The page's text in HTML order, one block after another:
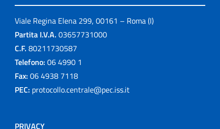
Viale Regina Elena 299, 00161 – Roma (I)
Partita I.V.A. 03657731000
C.F. 80211730587
Telefono: 06 4990 1
Fax: 06 4938 7118
PEC: protocollo.centrale@pec.iss.it
PRIVACY